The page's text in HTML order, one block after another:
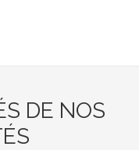
DE NOS